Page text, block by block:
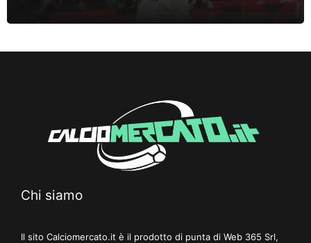
Chi siamo
Il sito Calciomercato.it è il prodotto di punta di Web 365 Srl,